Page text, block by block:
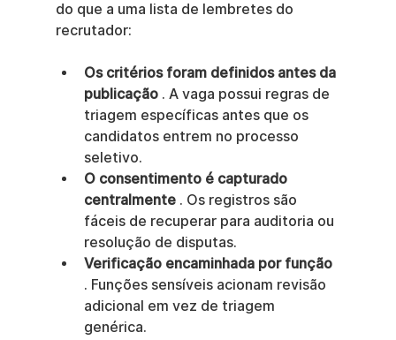
do que a uma lista de lembretes do
recrutador:
Os critérios foram definidos antes da
publicação . A vaga possui regras de
triagem específicas antes que os
candidatos entrem no processo
seletivo.
O consentimento é capturado
centralmente . Os registros são
fáceis de recuperar para auditoria ou
resolução de disputas.
Verificação encaminhada por função
. Funções sensíveis acionam revisão
adicional em vez de triagem
genérica.